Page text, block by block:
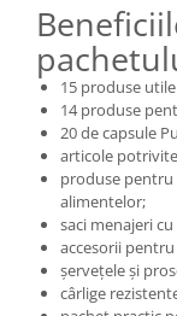
15 produse
14 produse
20 de capsule
articole
produse pentru
alimentelor;
saci menajeri
accesorii
șervețele și
cârlige